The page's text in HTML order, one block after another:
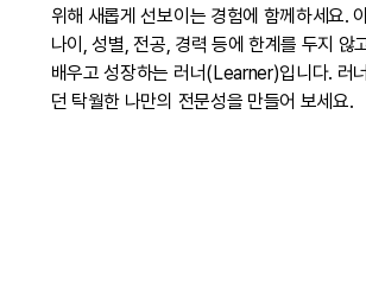
위해 새롭게 선보이는 경험에 함께하세요.
나이, 성별, 전공, 경력 등에 한계를 두지 않
배우고 성장하는 러너(Learner)입니다. 러
던 탁월한 나만의 전문성을 만들어 보세요.